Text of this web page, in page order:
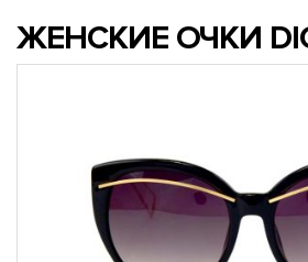
ЖЕНСКИЕ ОЧКИ